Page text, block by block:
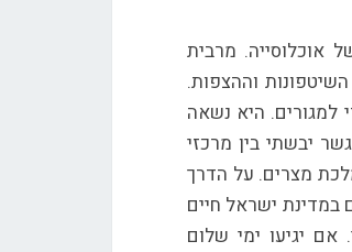
אוכלוסייה. מרבית
וההצפות.
למגורים. היא נשאה
יבשתי בין מרכזי
מצרים. על הדרך
מעל ארבעה מיליון איש. כ- 60% מהיהודים במדינת ישראל חיים
יגיעו ימי שלום